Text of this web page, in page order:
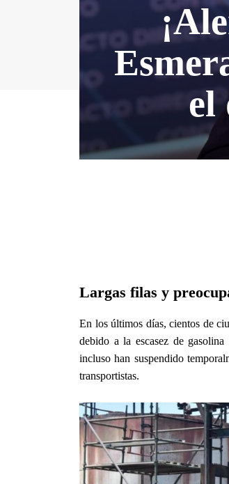
el
Largas filas y
En los últimos días, cientos de
debido a la escasez de
incluso han suspendido
transportistas.